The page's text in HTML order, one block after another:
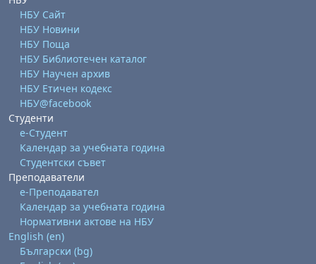
НБУ Сайт
НБУ Новини
НБУ Поща
НБУ Библиотечен каталог
НБУ Научен архив
НБУ Етичен кодекс
НБУ@facebook
Студенти
е-Студент
Календар за учебната година
Студентски съвет
Преподаватели
е-Преподавател
Календар за учебната година
Нормативни актове на НБУ
English ‎(en)‎
Български ‎(bg)‎